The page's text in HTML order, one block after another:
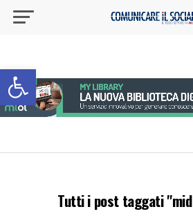
Apri la barra degli strumenti
Tutti i post taggati